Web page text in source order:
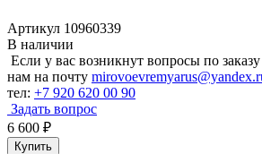
Артикул 10960339
В наличии
Если у вас возникнут вопросы по
нам на почту
тел: +7 920 620 00 90
Задать вопрос
6 600 ₽
Купить